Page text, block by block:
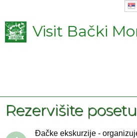
Visit Bački
Rezervišite posetu
Đačke ekskurzije -